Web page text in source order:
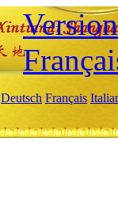
Deutsch Français